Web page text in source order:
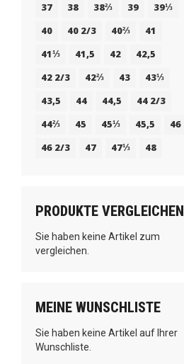
37 38 38⅔ 39
39⅓
40
40 2/3 40⅔
41
41⅓
41,5 42
42,5
42 2/3
42⅔ 43
43⅓
43,5
44 44,5
44 2/3
44⅔
45 45⅓ 45,5
46
46 2/3
47 47⅓ 48
PRODUKTE VERGLEICHEN
Sie haben keine Artikel zum
vergleichen.
MEINE WUNSCHLISTE
Sie haben keine Artikel auf Ihrer
Wunschliste.